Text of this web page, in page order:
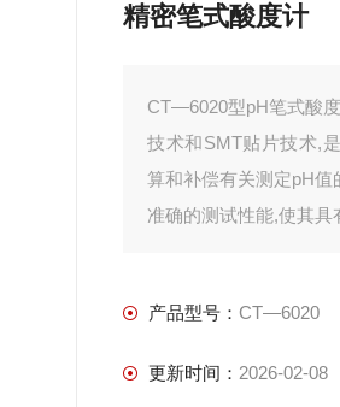
精密笔式酸度计
CT—6020型pH笔式酸
技术和SMT贴片技术,
算和补偿有关测定pH
准确的测试性能,使其
产品型号： CT—6020
更新时间： 2026-02-08